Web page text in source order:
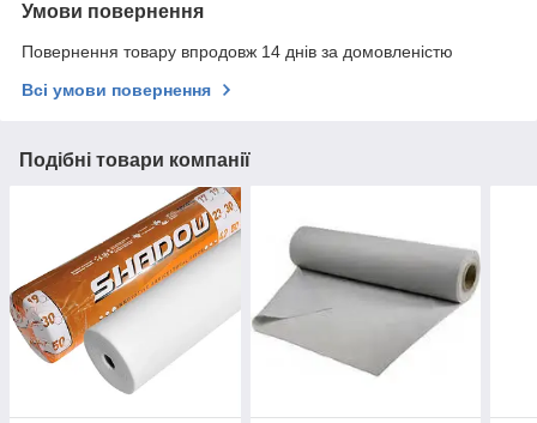
Умови повернення
Повернення товару впродовж 14 днів за домовленістю
Всі умови повернення
Подібні товари компанії